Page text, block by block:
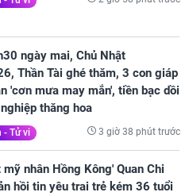
ngày mai, Chủ Nhật
Thần Tài ghé thăm, 3 con giáp
'cơn mưa may mắn', tiền bạc dồi
thăng hoa
- Tử vi 3 giờ 38 phút trước
nhân Hồng Kông' Quan Chi
hồi tin yêu trai trẻ kém 36 tuổi